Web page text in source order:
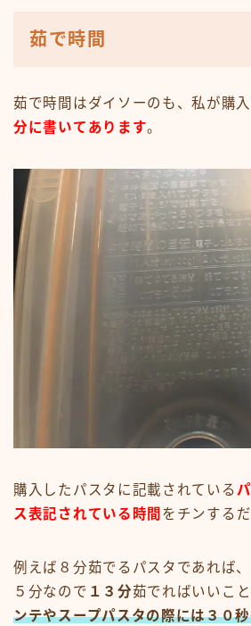
茹で時間
茹で時間はダイソーのも、私が購
分に書いてあります。
購入したパスタに記載されている
ス表記されている時間 をチンするだ
例えば８分茹でるパスタであれば
５分なので １３分茹でればいいこ
ンテやスープパスタの際には３０